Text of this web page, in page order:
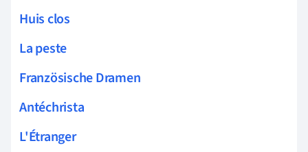
Huis clos
La peste
Französische Dramen
Antéchrista
L'Étranger